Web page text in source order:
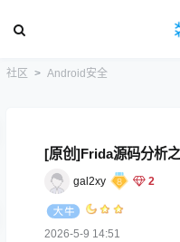
社区 Android安全
[原创]Frida源码分析
gal2xy 2
2026-5-9 14:51